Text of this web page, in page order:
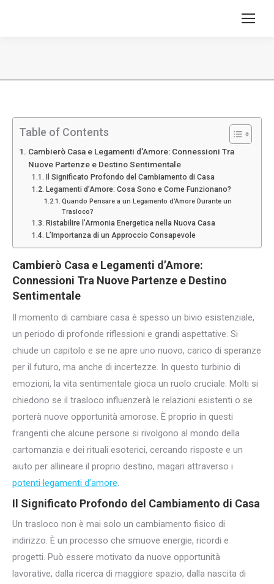
Table of Contents
Cambierò Casa e Legamenti d’Amore: Connessioni Tra
Nuove Partenze e Destino Sentimentale
Il Significato Profondo del Cambiamento di Casa
Legamenti d’Amore: Cosa Sono e Come Funzionano?
Quando Pensare a un Legamento d’Amore Durante un
Trasloco?
Ristabilire l’Armonia Energetica nella Nuova Casa
L’Importanza di un Approccio Consapevole
Cambierò Casa e Legamenti d’Amore:
Connessioni Tra Nuove Partenze e Destino
Sentimentale
Il momento di cambiare casa è spesso un bivio esistenziale,
un periodo di profonde riflessioni e grandi aspettative. Si
chiude un capitolo e se ne apre uno nuovo, carico di speranze
per il futuro, ma anche di incertezze. In questo turbinio di
emozioni, la vita sentimentale gioca un ruolo cruciale. Molti si
chiedono se il trasloco influenzerà le relazioni esistenti o se
porterà nuove opportunità amorose. È proprio in questi
frangenti che alcune persone si rivolgono al mondo della
cartomanzia e dei rituali esoterici, cercando risposte e un
aiuto per allineare il proprio destino, magari attraverso i
potenti legamenti d’amore.
Il Significato Profondo del Cambiamento di Casa
Un trasloco non è mai solo un cambiamento fisico di
indirizzo. È un processo che smuove energie, ricordi e
progetti. Può essere motivato da nuove opportunità
lavorative, dalla ricerca di maggiore spazio, dalla nascita di